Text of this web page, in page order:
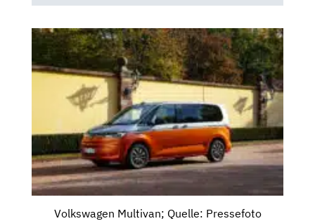
Volkswagen Multivan; Quelle: Pressefoto